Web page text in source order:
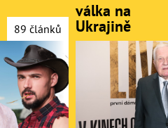
89 článků
válka na
Ukrajině